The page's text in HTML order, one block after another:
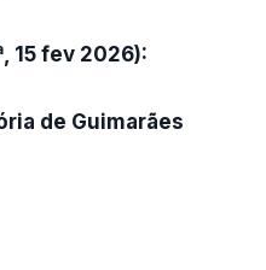
15 fev 2026):
de Guimarães